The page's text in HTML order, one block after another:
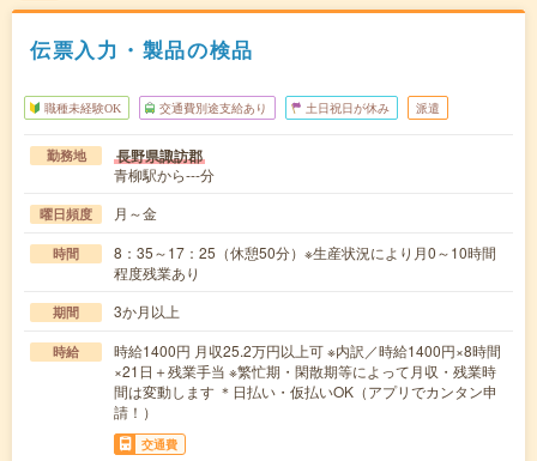
伝票入力・製品の検品
職種未経験OK 交通費別途支給あり 土日祝日が休み 派遣
勤務地 長野県諏訪郡
青柳駅から---分
曜日頻度 月～金
時間
8：35～17：25（休憩50分）※生産状況により月0～10時間
程度残業あり
期間 3か月以上
時給
時給1400円 月収25.2万円以上可 ※内訳／時給1400円×8時間
×21日＋残業手当 ※繁忙期・閑散期等によって月収・残業時
間は変動します ＊日払い・仮払いOK（アプリでカンタン申
請！）
交通費